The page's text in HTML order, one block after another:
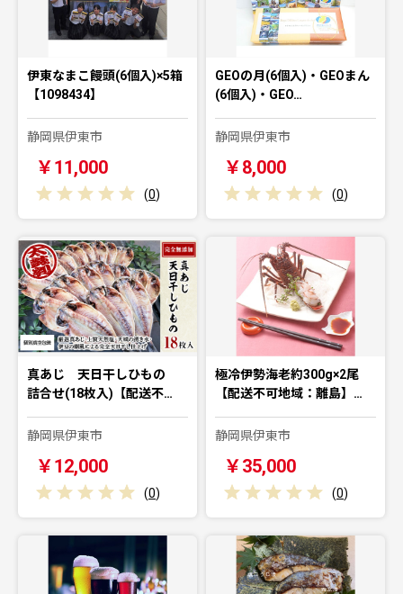
伊東なまこ饅頭(6個入)×5箱
【1098434】
静岡県伊東市
￥11,000
(0)
GEOの月(6個入)・GEOまん
(6個入)・GEO…
静岡県伊東市
￥8,000
(0)
真あじ 天日干しひもの
詰合せ(18枚入)【配送不…
静岡県伊東市
￥12,000
(0)
極冷伊勢海老約300g×2尾
【配送不可地域：離島】…
静岡県伊東市
￥35,000
(0)